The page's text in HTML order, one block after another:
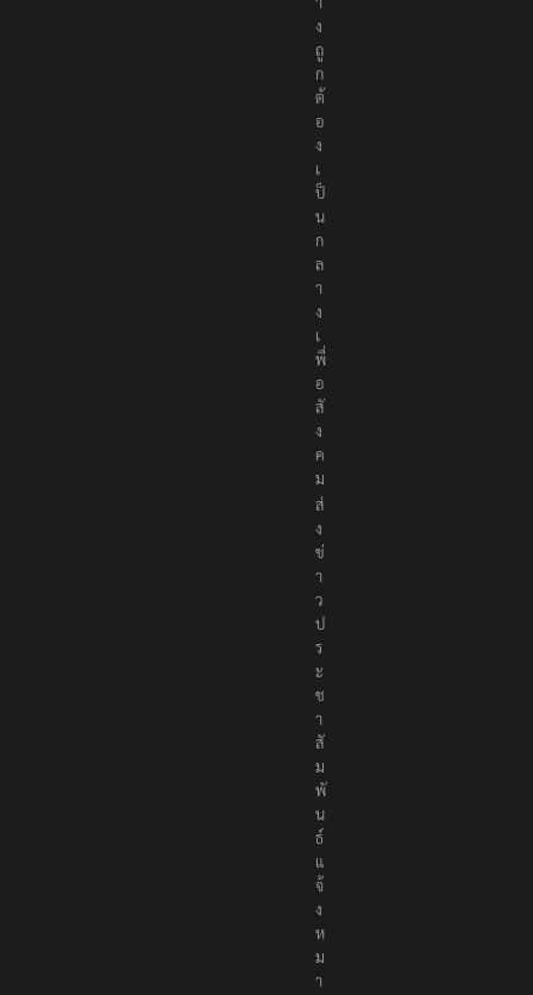
อ
ย่
า
ง
ถู
ก
ต้
อ
ง
เ
ป็
น
ก
ล
า
ง
เ
พื่
อ
สั
ง
ค
ม
ส่
ง
ข่
า
ว
ป
ร
ะ
ช
า
สั
ม
พั
น
ธ์
แ
จ้
ง
ห